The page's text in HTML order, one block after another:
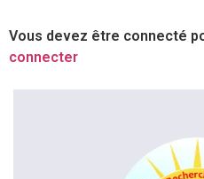
Vous devez être connecté
connecter